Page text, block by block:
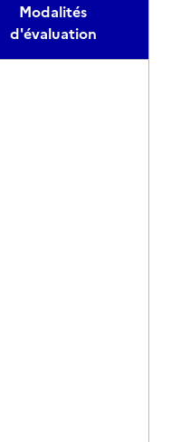
Modalités
d'évaluation